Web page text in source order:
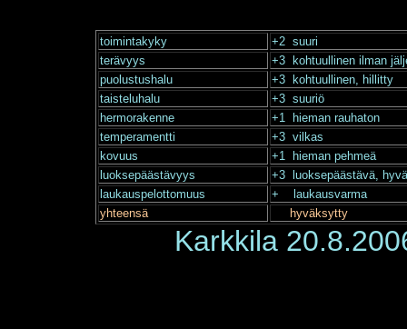
toimintakyky
+2 suuri
terävyys
+3 kohtuullinen ilman
puolustushalu
+3 kohtuullinen, hillitty
taisteluhalu
+3 suuriö
hermorakenne
+1 hieman rauhaton
temperamentti
+3 vilkas
kovuus
+1 hieman pehmeä
luoksepäästävyys
+3 luoksepäästävä,
laukauspelottomuus
+ laukausvarma
yhteensä
hyväksytty
Karkkila